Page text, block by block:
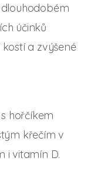
účinků
a zvýšené
hořčíkem
křečím v
i vitamín D.